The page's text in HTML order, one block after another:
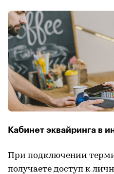
Кабинет эквайринга в
При подключении
получаете доступ к